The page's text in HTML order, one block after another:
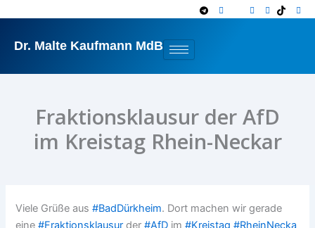
springen
Dr. Malte Kaufmann MdB
Fraktionsklausur der AfD
im Kreistag Rhein-Neckar
Viele Grüße aus#BadDürkheim. Dort machen wir gerade